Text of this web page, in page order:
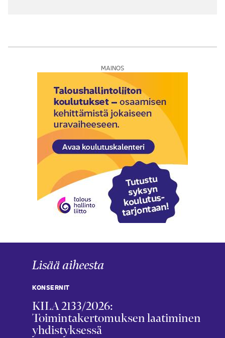
MAINOS
Lisää aiheesta
KONSERNIT
KILA 2133/2026:
Toimintakertomuksen laatiminen
yhdistyksessä